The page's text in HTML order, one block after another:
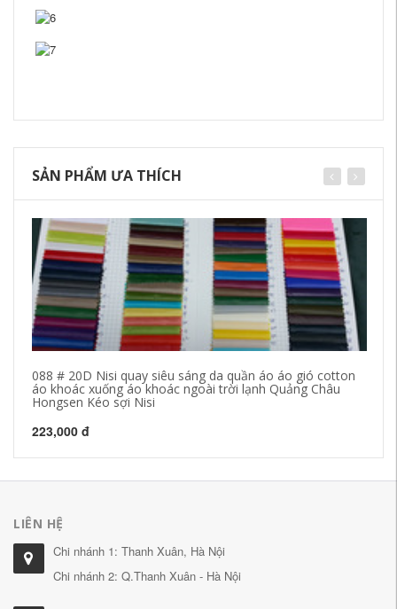
SẢN PHẨM ƯA THÍCH
088 # 20D Nisi quay siêu sáng da quần áo áo gió cotton
áo khoác xuống áo khoác ngoài trời lạnh Quảng Châu
Hongsen Kéo sợi Nisi
223,000 đ
LIÊN HỆ
Chi nhánh 1: Thanh Xuân, Hà Nội
Chi nhánh 2: Q.Thanh Xuân - Hà Nội